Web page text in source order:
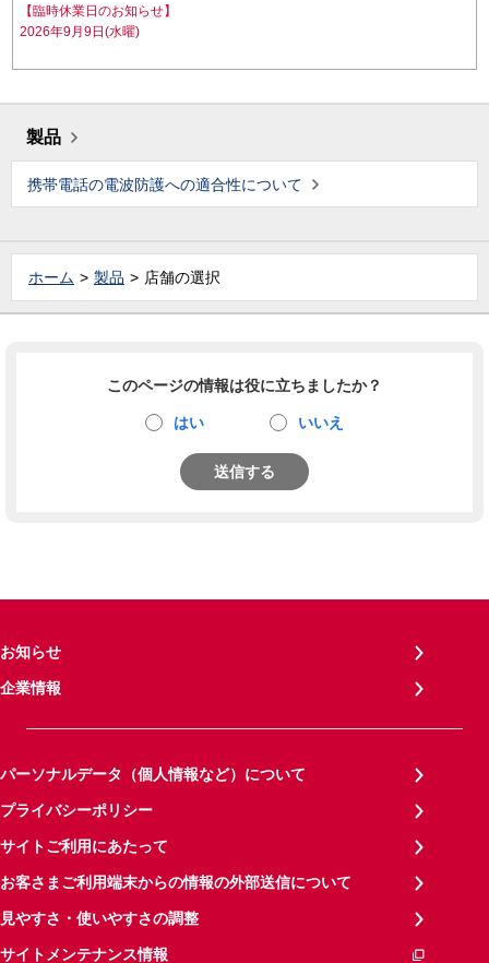
【臨時休業日のお知らせ】
2026年9月9日(水曜)
製品
携帯電話の電波防護への適合性について
ホーム 製品 店舗の選択
このページの情報は役に立ちましたか？
はい いいえ
送信する
お知らせ
企業情報
パーソナルデータ（個人情報など）について
プライバシーポリシー
サイトご利用にあたって
お客さまご利用端末からの情報の外部送信について
見やすさ・使いやすさの調整
サイトメンテナンス情報